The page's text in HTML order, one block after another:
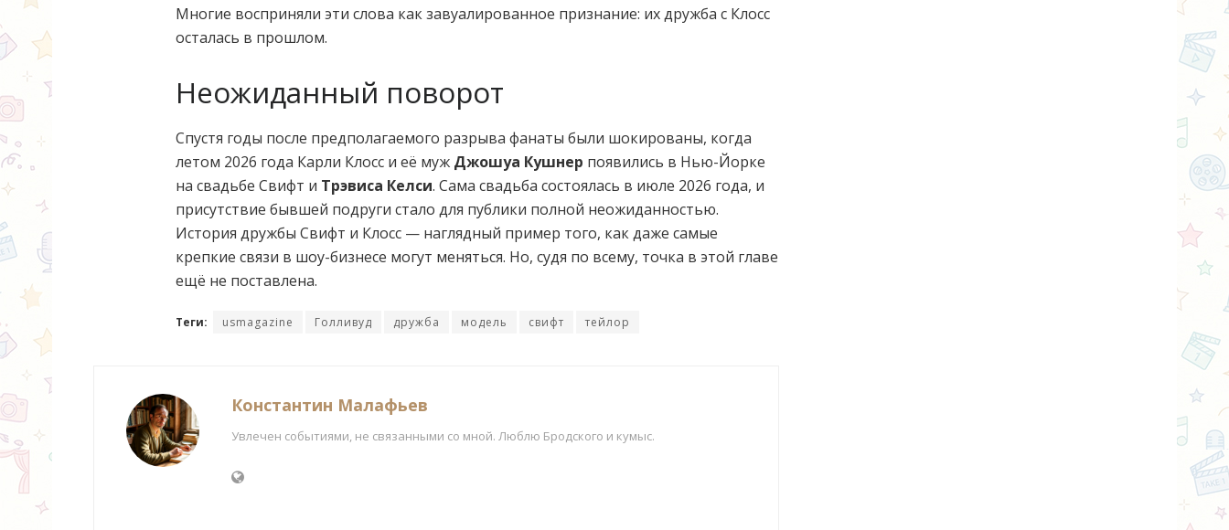
Многие восприняли эти слова как завуалированное признание: их дружба с Клосс
осталась в прошлом.
Неожиданный поворот
Спустя годы после предполагаемого разрыва фанаты были шокированы, когда
летом 2026 года Карли Клосс и её муж Джошуа Кушнер появились в Нью-Йорке
на свадьбе Свифт и Трэвиса Келси. Сама свадьба состоялась в июле 2026 года, и
присутствие бывшей подруги стало для публики полной неожиданностью.
История дружбы Свифт и Клосс — наглядный пример того, как даже самые
крепкие связи в шоу-бизнесе могут меняться. Но, судя по всему, точка в этой главе
ещё не поставлена.
Теги: usmagazine Голливуд дружба модель свифт тейлор
Константин Малафьев
Увлечен событиями, не связанными со мной. Люблю Бродского и кумыс.